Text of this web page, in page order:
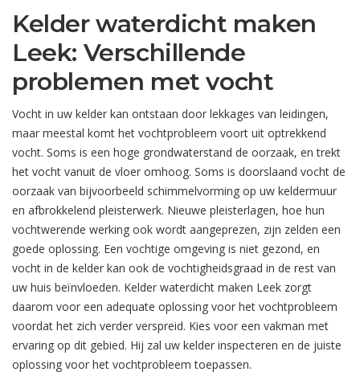
Kelder waterdicht maken
Leek: Verschillende
problemen met vocht
Vocht in uw kelder kan ontstaan door lekkages van leidingen,
maar meestal komt het vochtprobleem voort uit optrekkend
vocht. Soms is een hoge grondwaterstand de oorzaak, en trekt
het vocht vanuit de vloer omhoog. Soms is doorslaand vocht de
oorzaak van bijvoorbeeld schimmelvorming op uw keldermuur
en afbrokkelend pleisterwerk. Nieuwe pleisterlagen, hoe hun
vochtwerende werking ook wordt aangeprezen, zijn zelden een
goede oplossing. Een vochtige omgeving is niet gezond, en
vocht in de kelder kan ook de vochtigheidsgraad in de rest van
uw huis beïnvloeden. Kelder waterdicht maken Leek zorgt
daarom voor een adequate oplossing voor het vochtprobleem
voordat het zich verder verspreid. Kies voor een vakman met
ervaring op dit gebied. Hij zal uw kelder inspecteren en de juiste
oplossing voor het vochtprobleem toepassen.